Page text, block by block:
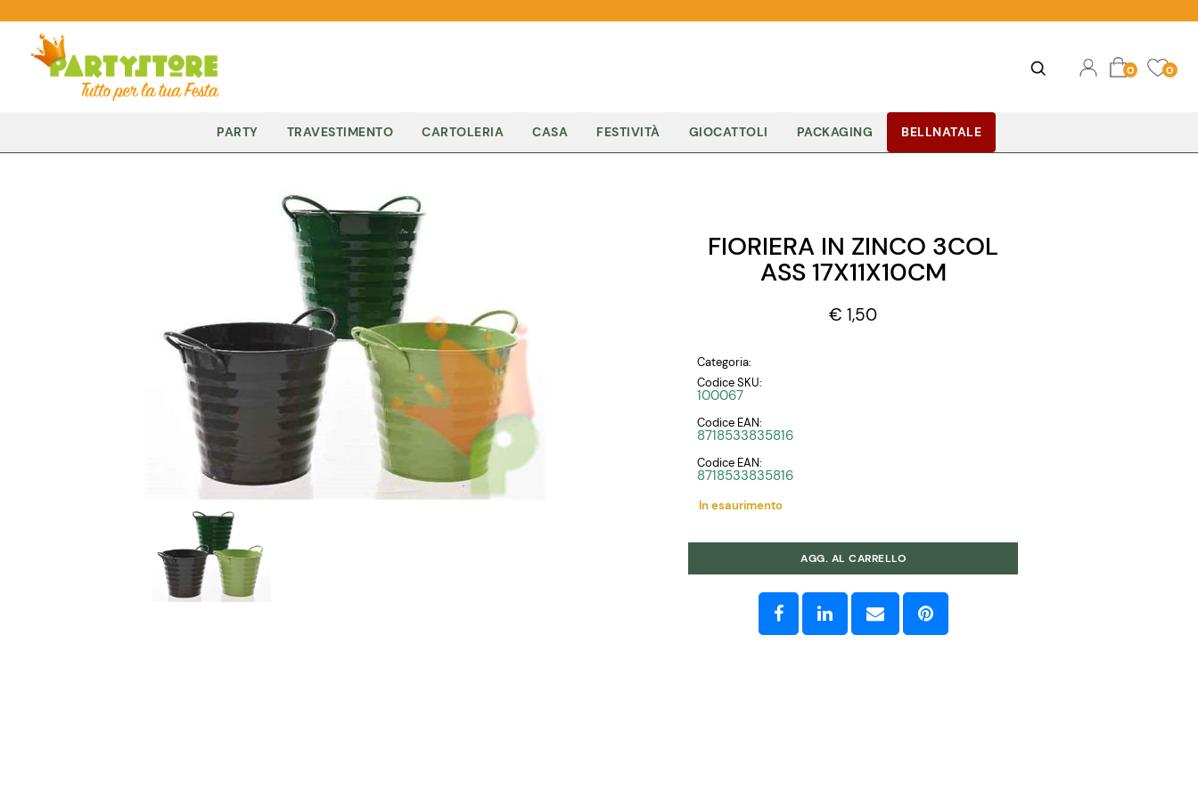
Open
0 0
PARTY TRAVESTIMENTO CARTOLERIA CASA FESTIVITÀ GIOCATTOLI PACKAGING BELLNATALE
FIORIERA IN ZINCO 3COL
ASS 17X11X10CM
€ 1,50
Categoria:
Codice SKU:
100067
Codice EAN:
8718533835816
Codice EAN:
8718533835816
In esaurimento
AGG. AL CARRELLO